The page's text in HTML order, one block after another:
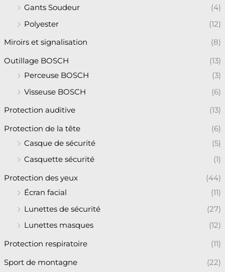
Gants Soudeur
(4)
Polyester
(12)
Miroirs et signalisation (8)
Outillage BOSCH
(13)
Perceuse BOSCH
(3)
Visseuse BOSCH
(6)
Protection auditive (13)
Protection de la tête
(6)
Casque de sécurité
(5)
Casquette sécurité
(1)
Protection des yeux
(44)
Écran facial
(11)
Lunettes de sécurité
(27)
Lunettes masques
(12)
Protection respiratoire (11)
Sport de montagne (22)